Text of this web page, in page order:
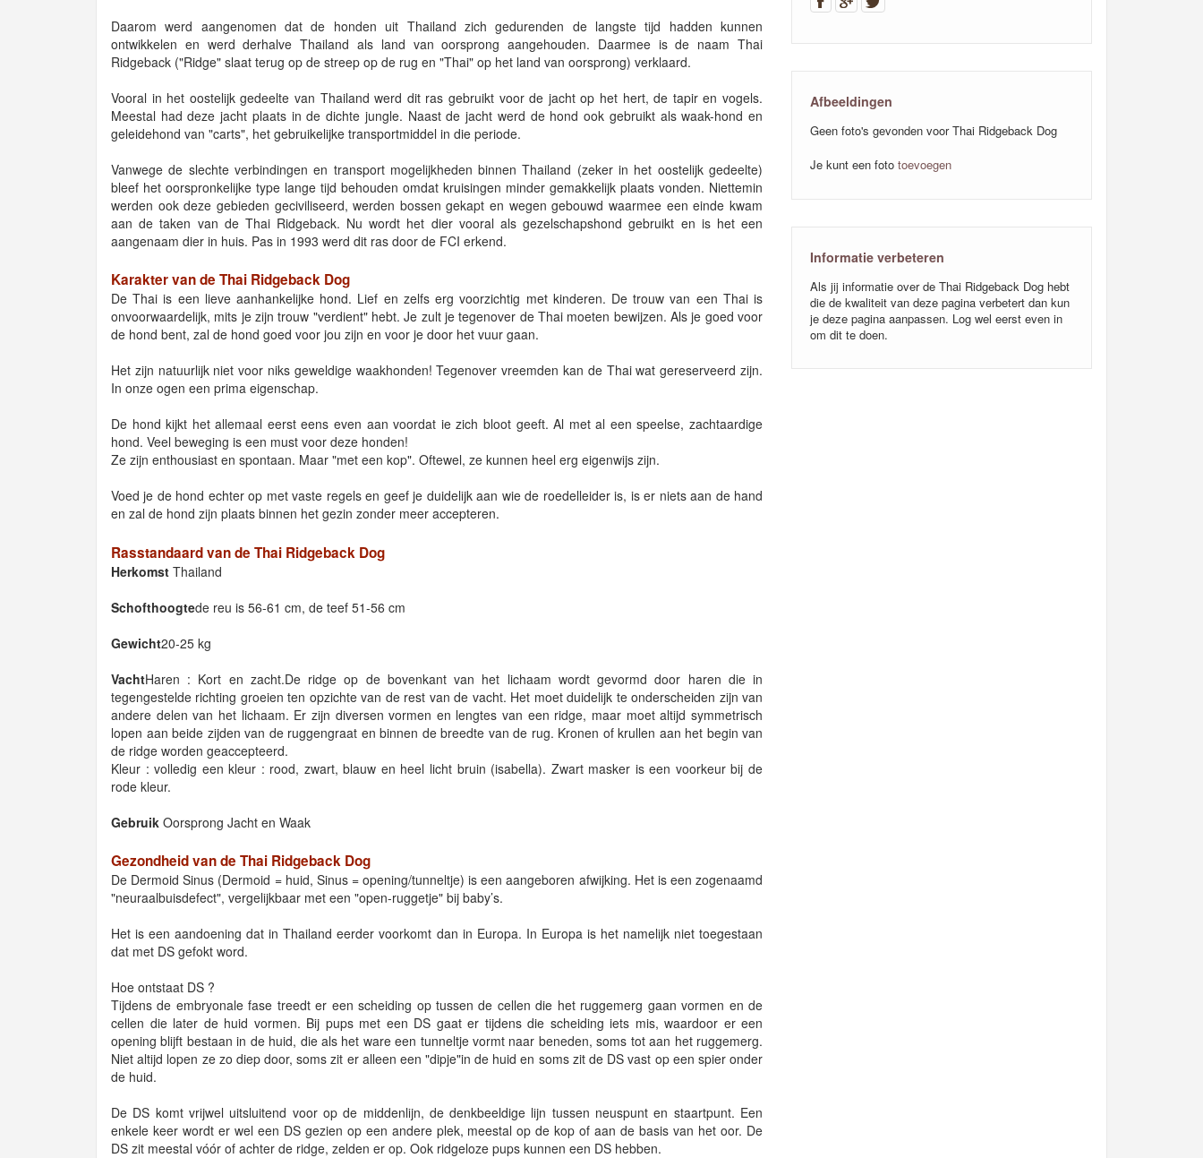
Daarom werd aangenomen dat de honden uit Thailand zich gedurenden de langste tijd hadden kunnen
ontwikkelen en werd derhalve Thailand als land van oorsprong aangehouden. Daarmee is de naam Thai
Ridgeback ("Ridge" slaat terug op de streep op de rug en "Thai" op het land van oorsprong) verklaard.
Vooral in het oostelijk gedeelte van Thailand werd dit ras gebruikt voor de jacht op het hert, de tapir en vogels.
Meestal had deze jacht plaats in de dichte jungle. Naast de jacht werd de hond ook gebruikt als waak-hond en
geleidehond van "carts", het gebruikelijke transportmiddel in die periode.
Vanwege de slechte verbindingen en transport mogelijkheden binnen Thailand (zeker in het oostelijk gedeelte)
bleef het oorspronkelijke type lange tijd behouden omdat kruisingen minder gemakkelijk plaats vonden. Niettemin
werden ook deze gebieden geciviliseerd, werden bossen gekapt en wegen gebouwd waarmee een einde kwam
aan de taken van de Thai Ridgeback. Nu wordt het dier vooral als gezelschapshond gebruikt en is het een
aangenaam dier in huis. Pas in 1993 werd dit ras door de FCI erkend.
Karakter van de Thai Ridgeback Dog
De Thai is een lieve aanhankelijke hond. Lief en zelfs erg voorzichtig met kinderen. De trouw van een Thai is
onvoorwaardelijk, mits je zijn trouw "verdient" hebt. Je zult je tegenover de Thai moeten bewijzen. Als je goed voor
de hond bent, zal de hond goed voor jou zijn en voor je door het vuur gaan.
Het zijn natuurlijk niet voor niks geweldige waakhonden! Tegenover vreemden kan de Thai wat gereserveerd zijn.
In onze ogen een prima eigenschap.
De hond kijkt het allemaal eerst eens even aan voordat ie zich bloot geeft. Al met al een speelse, zachtaardige
hond. Veel beweging is een must voor deze honden!
Ze zijn enthousiast en spontaan. Maar "met een kop". Oftewel, ze kunnen heel erg eigenwijs zijn.
Voed je de hond echter op met vaste regels en geef je duidelijk aan wie de roedelleider is, is er niets aan de hand
en zal de hond zijn plaats binnen het gezin zonder meer accepteren.
Rasstandaard van de Thai Ridgeback Dog
Herkomst Thailand
Schofthoogtede reu is 56-61 cm, de teef 51-56 cm
Gewicht20-25 kg
VachtHaren : Kort en zacht.De ridge op de bovenkant van het lichaam wordt gevormd door haren die in
tegengestelde richting groeien ten opzichte van de rest van de vacht. Het moet duidelijk te onderscheiden zijn van
andere delen van het lichaam. Er zijn diversen vormen en lengtes van een ridge, maar moet altijd symmetrisch
lopen aan beide zijden van de ruggengraat en binnen de breedte van de rug. Kronen of krullen aan het begin van
de ridge worden geaccepteerd.
Kleur : volledig een kleur : rood, zwart, blauw en heel licht bruin (isabella). Zwart masker is een voorkeur bij de
rode kleur.
Gebruik Oorsprong Jacht en Waak
Gezondheid van de Thai Ridgeback Dog
De Dermoid Sinus (Dermoid = huid, Sinus = opening/tunneltje) is een aangeboren afwijking. Het is een zogenaamd
"neuraalbuisdefect", vergelijkbaar met een "open-ruggetje" bij baby’s.
Het is een aandoening dat in Thailand eerder voorkomt dan in Europa. In Europa is het namelijk niet toegestaan
dat met DS gefokt word.
Hoe ontstaat DS ?
Tijdens de embryonale fase treedt er een scheiding op tussen de cellen die het ruggemerg gaan vormen en de
cellen die later de huid vormen. Bij pups met een DS gaat er tijdens die scheiding iets mis, waardoor er een
opening blijft bestaan in de huid, die als het ware een tunneltje vormt naar beneden, soms tot aan het ruggemerg.
Niet altijd lopen ze zo diep door, soms zit er alleen een "dipje"in de huid en soms zit de DS vast op een spier onder
de huid.
De DS komt vrijwel uitsluitend voor op de middenlijn, de denkbeeldige lijn tussen neuspunt en staartpunt. Een
enkele keer wordt er wel een DS gezien op een andere plek, meestal op de kop of aan de basis van het oor. De
DS zit meestal vóór of achter de ridge, zelden er op. Ook ridgeloze pups kunnen een DS hebben.
Afbeeldingen
Geen foto's gevonden voor Thai Ridgeback Dog
Je kunt een foto toevoegen
Informatie verbeteren
Als jij informatie over de Thai Ridgeback Dog hebt
die de kwaliteit van deze pagina verbetert dan kun
je deze pagina aanpassen. Log wel eerst even in
om dit te doen.